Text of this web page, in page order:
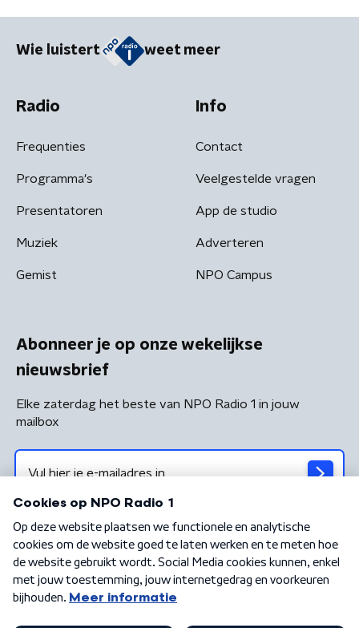
Wie luistert weet meer
Radio
Frequenties
Programma's
Presentatoren
Muziek
Gemist
Info
Contact
Veelgestelde vragen
App de studio
Adverteren
NPO Campus
Abonneer je op onze wekelijkse
nieuwsbrief
Elke zaterdag het beste van NPO Radio 1 in jouw
mailbox
Algemene voorwaarden